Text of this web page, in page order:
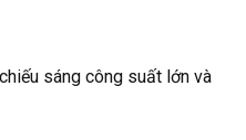
sáng công suất lớn và